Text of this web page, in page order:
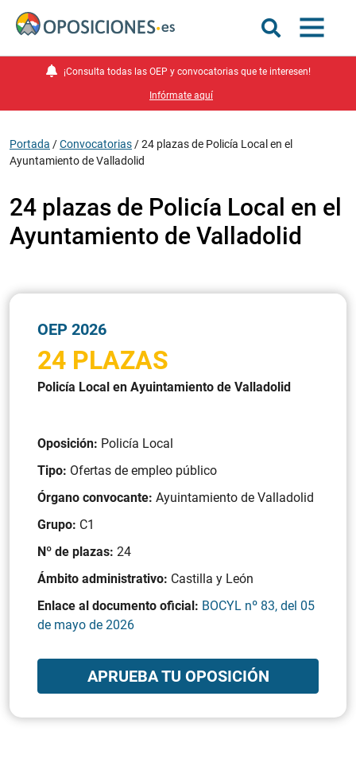
¡Consulta todas las OEP y convocatorias que te interesen!
Infórmate aquí
Portada /Convocatorias /24 plazas de Policía Local en el
Ayuntamiento de Valladolid
24 plazas de Policía Local en el
Ayuntamiento de Valladolid
OEP 2026
24 PLAZAS
Policía Local en Ayuintamiento de Valladolid
Oposición: Policía Local
Tipo: Ofertas de empleo público
Órgano convocante: Ayuintamiento de Valladolid
Grupo: C1
Nº de plazas: 24
Ámbito administrativo: Castilla y León
Enlace al documento oficial: BOCYL nº 83, del 05
de mayo de 2026
APRUEBA TU OPOSICIÓN